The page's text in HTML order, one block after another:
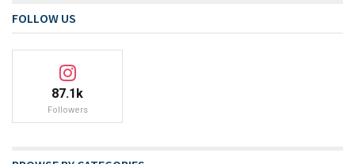
FOLLOW US
87.1k
Followers